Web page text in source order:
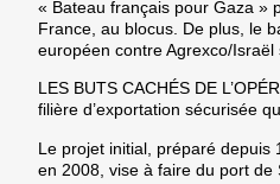
« Bateau français pour Gaza »
France, au blocus. De plus, le
européen contre Agrexco/Israël
LES BUTS CACHÉS DE
filière d’exportation sécurisée
Le projet initial, préparé depuis
en 2008, vise à faire du port de